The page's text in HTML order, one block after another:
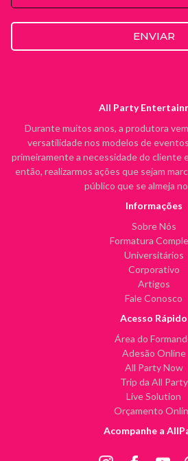
ENVIAR
All Party
Durante muitos anos, a produtora
versatilidade nos modelos de
primeiramente a necessidade do cliente
então, realizarmos ações que sejam
público que se almeja
Informações
Sobre Nós
Formatura
Universitários
Corporativo
Artigos
Fale Conosco
Acesso Rápido
Área do
Adesão Online
All Party Now
Trip da All Party
Live Solution
Orçamento
Acompanhe a